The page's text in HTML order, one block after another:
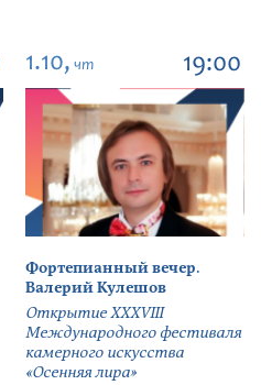
1.10, чт 19:00
Фортепианный вечер.
Валерий Кулешов
Открытие ХХХVIII
Международного фестиваля
камерного искусства
«Осенняя лира»